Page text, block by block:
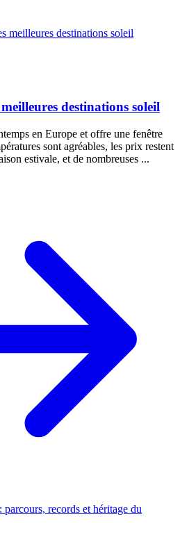
destinations soleil
en Europe et offre une fenêtre
sont agréables, les prix restent
estivale, et de nombreuses ...